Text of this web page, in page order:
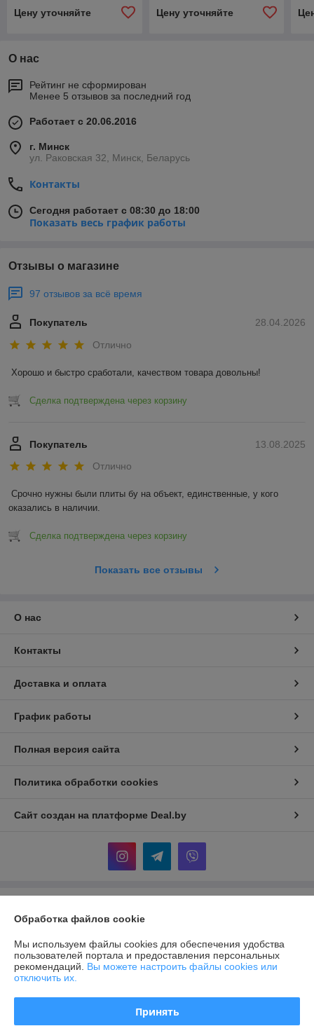
Цену уточняйте
Цену уточняйте
О нас
Рейтинг не сформирован
Менее 5 отзывов за последний год
Работает с 20.06.2016
г. Минск
ул. Раковская 32, Минск, Беларусь
Контакты
Сегодня работает с 08:30 до 18:00
Показать весь график работы
Отзывы о магазине
97 отзывов за всё время
28.04.2026
Покупатель
Отлично
Хорошо и быстро сработали, качеством товара довольны!
Сделка подтверждена через корзину
13.08.2025
Покупатель
Отлично
Срочно нужны были плиты бу на объект, единственные, у кого
оказались в наличии.
Сделка подтверждена через корзину
Показать все отзывы
О нас
Контакты
Доставка и оплата
График работы
Полная версия сайта
Политика обработки cookies
Сайт создан на платформе Deal.by
220004 г. Минск, ул. Раковская, д. 32, офис 6
Регистрационный номер ЕГР: 193372328
Регистрационный орган: Мингорисполком
Обработка файлов cookie
Мы используем файлы cookies для обеспечения удобства
пользователей портала и предоставления персональных
рекомендаций. Вы можете настроить файлы cookies или
отключить их.
Принять